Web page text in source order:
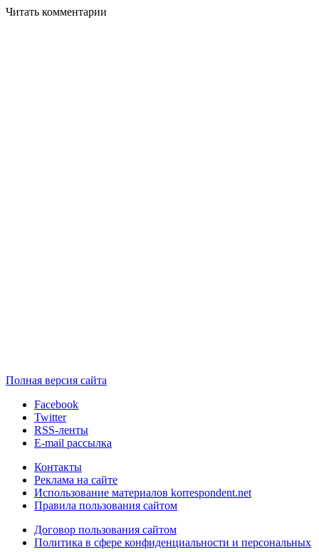
Читать комментарии
Полная версия сайта
Facebook
Twitter
RSS-ленты
E-mail рассылка
Контакты
Реклама на сайте
Использование материалов korrespondent.net
Правила пользования сайтом
Договор пользования сайтом
Политика в сфере конфиденциальности и персональных